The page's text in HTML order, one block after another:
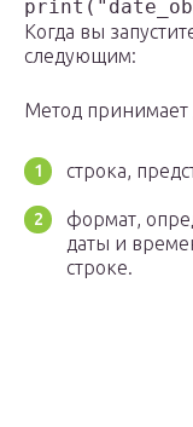
Когда вы
следующим:
Метод принимает
строка,
формат,
даты и
строке.